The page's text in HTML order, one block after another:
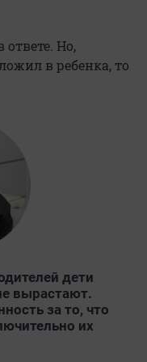
ответе. Но,
в ребенка, то
дети
вырастают.
за то, что
их